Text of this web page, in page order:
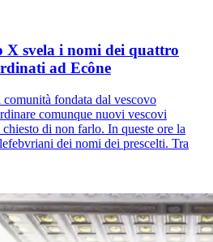
svela i nomi dei quattro
ad Ecône
fondata dal vescovo
comunque nuovi vescovi
di non farlo. In queste ore la
dei nomi dei prescelti. Tra